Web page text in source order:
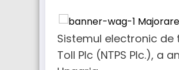
Sistemul electronic de
Toll Plc (NTPS Plc.),